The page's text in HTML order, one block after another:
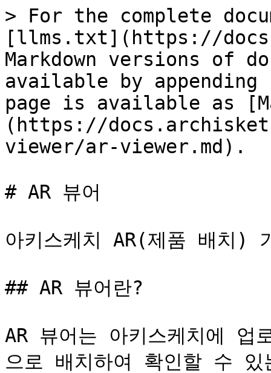
> For the complete
[llms.txt](https://
Markdown versions of
available by
page is available as
(https://
viewer/ar-viewer.md).
# AR 뷰어
아키스케치 AR(제품 배치)
## AR 뷰어란?
AR 뷰어는 아키스케치에 업
으로 배치하여 확인할 수